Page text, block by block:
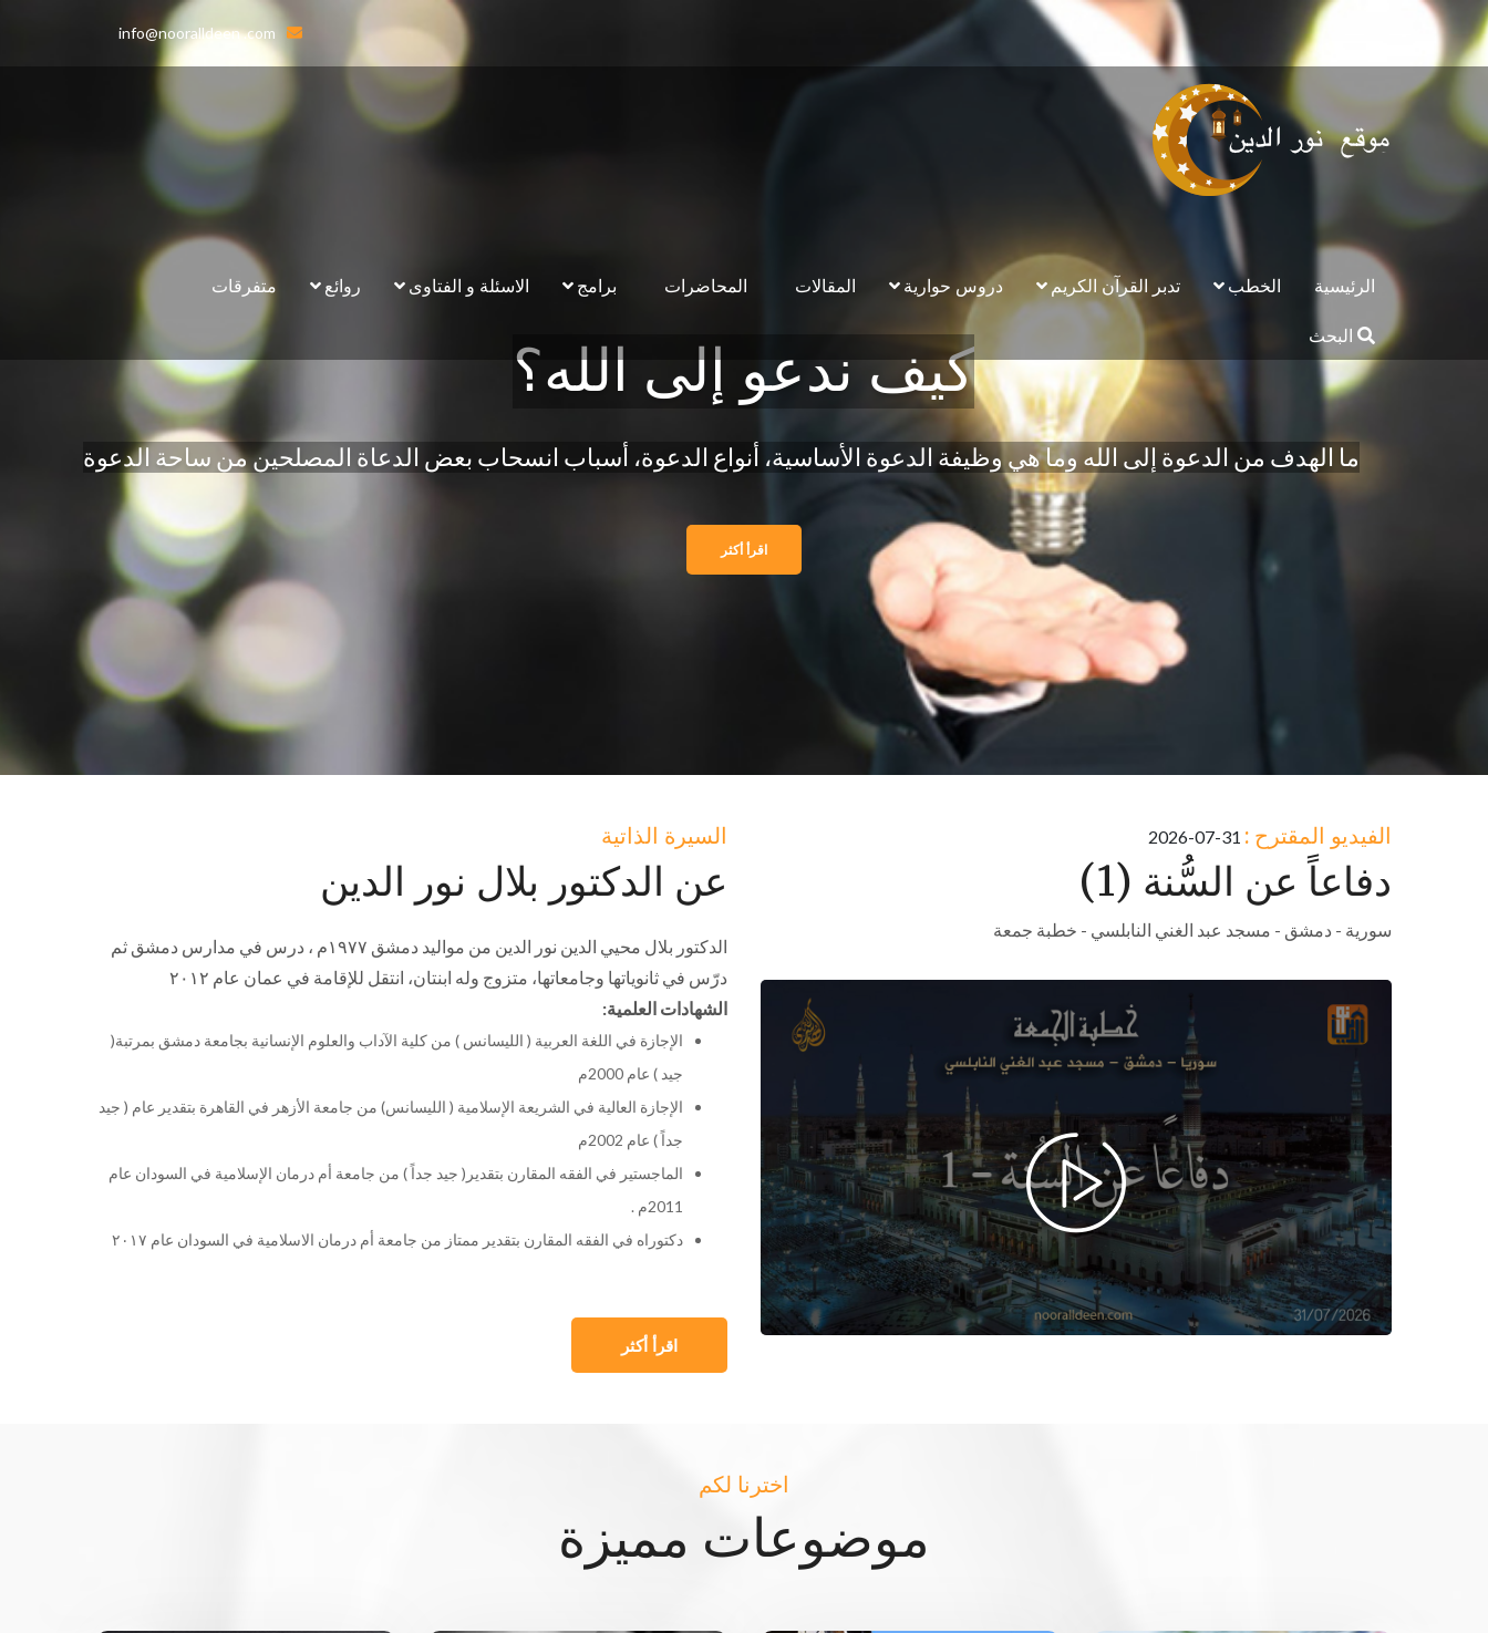
info@nooralldeen .com
الرئيسية الخطب تدبر القرآن الكريم دروس حوارية المقالات المحاضرات برامج الاسئلة و الفتاوى روائع متفرقات
البحث
كيف ندعو إلى الله؟
ما الهدف من الدعوة إلى الله وما هي وظيفة الدعوة الأساسية، أنواع الدعوة، أسباب انسحاب بعض الدعاة المصلحين من ساحة الدعوة
اقرأ أكثر
الفيديو المقترح :
دفاعاً عن السُّنة (1)
سورية - دمشق - مسجد عبد الغني النابلسي - خطبة جمعة
السيرة الذاتية
عن الدكتور بلال نور الدين
الدكتور بلال محيي الدين نور الدين من مواليد دمشق ١٩٧٧م ، درس في مدارس دمشق ثم
درّس في ثانوياتها وجامعاتها، متزوج وله ابنتان، انتقل للإقامة في عمان عام ٢٠١٢
:الشهادات العلمية
الإجازة في اللغة العربية ( الليسانس ) من كلية الآداب والعلوم الإنسانية بجامعة دمشق بمرتبة(
جيد ) عام 2000م
الإجازة العالية في الشريعة الإسلامية ( الليسانس) من جامعة الأزهر في القاهرة بتقدير عام ( جيد
جداً ) عام 2002م
الماجستير في الفقه المقارن بتقدير( جيد جداً ) من جامعة أم درمان الإسلامية في السودان عام
2011م .
دكتوراه في الفقه المقارن بتقدير ممتاز من جامعة أم درمان الاسلامية في السودان عام ٢٠١٧
اقرأ أكثر
اخترنا لكم
موضوعات مميزة